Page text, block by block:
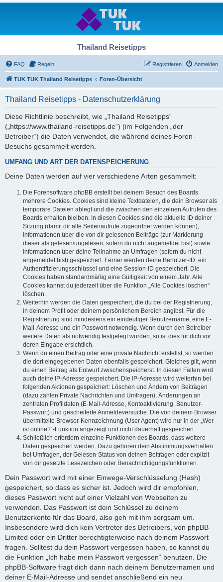
Thailand Reisetipps
FAQ Regeln Anmelden
Registrieren
TUK TUK Thailand Reisetipps Foren-Übersicht
Thailand Reisetipps - Datenschutzerklärung
Diese Richtlinie beschreibt, wie „Thailand Reisetipps“
(„https://www.thailand-reisetipps.de“) (im Folgenden „der
Betreiber“) die Daten verwendet, die während deines Foren-
Besuchs gesammelt werden.
UMFANG UND ART DER DATENSPEICHERUNG
Deine Daten werden auf vier verschiedene Arten gesammelt:
Die Forensoftware phpBB erstellt bei deinem Besuch des Boards
mehrere Cookies. Cookies sind kleine Textdateien, die dein Browser als
temporäre Dateien ablegt und die zwischen den einzelnen Aufrufen des
Boards erhalten bleiben. In diesen Cookies sind die aktuelle ID deiner
Sitzung (damit dir alle Seitenaufrufe zugeordnet werden können),
Informationen über die von dir gelesenen Beiträge (zur Markierung
dieser als gelesen/ungelesen; sofern du nicht angemeldet bist) sowie
Informationen über deine Teilnahme an Umfragen (sofern du nicht
angemeldet bist) gespeichert. Ferner werden deine Benutzer-ID, ein
Authentifizierungsschlüssel und eine Session-ID gespeichert. Die
Cookies haben standardmäßig eine Gültigkeit von einem Jahr. Alle
Cookies kannst du jederzeit über die Funktion „Alle Cookies löschen“
löschen.
Weiterhin werden die Daten gespeichert, die du bei der Registrierung,
in deinem Profil oder deinem persönlichem Bereich angibst. Für die
Registrierung sind mindestens ein eindeutiger Benutzername, eine E-
Mail-Adresse und ein Passwort notwendig. Wenn durch den Betreiber
weitere Daten als notwendig festgelegt wurden, so ist dies für dich vor
deren Eingabe ersichtlich.
Wenn du einen Beitrag oder eine private Nachricht erstellst, so werden
die dort eingegebenen Daten ebenfalls gespeichert. Gleiches gilt, wenn
du einen Beitrag als Entwurf zwischenspeicherst. In diesen Fällen wird
auch deine IP-Adresse gespeichert. Die IP-Adresse wird weiterhin bei
folgenden Aktionen gespeichert: Löschen und Ändern von Beiträgen
(dazu zählen Private Nachrichten und Umfragen), Änderungen an
zentralen Profildaten (E-Mail-Adresse, Kontoaktivierung, Benutzer-
Passwort) und gescheiterte Anmeldeversuche. Die von deinem Browser
übermittelte Browser-Kennzeichnung (User Agent) wird nur in der „Wer
ist online?“-Funktion angezeigt und nicht dauerhaft gespeichert.
Schließlich erfordern einzelne Funktionen des Boards, dass weitere
Daten gespeichert werden. Dazu gehören dein Abstimmungsverhalten
bei Umfragen, der Gelesen-Status von deinen Beiträgen oder explizit
von dir gesetzte Lesezeichen oder Benachrichtigungsfunktionen.
Dein Passwort wird mit einer Einwege-Verschlüsselung (Hash)
gespeichert, so dass es sicher ist. Jedoch wird dir empfohlen,
dieses Passwort nicht auf einer Vielzahl von Webseiten zu
verwenden. Das Passwort ist dein Schlüssel zu deinem
Benutzerkonto für das Board, also geh mit ihm sorgsam um.
Insbesondere wird dich kein Vertreter des Betreibers, von phpBB
Limited oder ein Dritter berechtigterweise nach deinem Passwort
fragen. Solltest du dein Passwort vergessen haben, so kannst du
die Funktion „Ich habe mein Passwort vergessen“ benutzen. Die
phpBB-Software fragt dich dann nach deinem Benutzernamen und
deiner E-Mail-Adresse und sendet anschließend ein neu